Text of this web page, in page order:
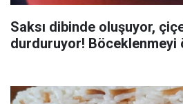
Saksı dibinde oluşuyor,
durduruyor! Böceklenmeyi